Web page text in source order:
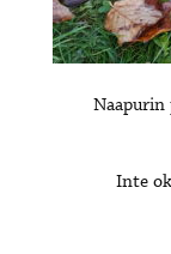
HISTORIA
YLEINEN
MAINOSTAJILLE
Inte